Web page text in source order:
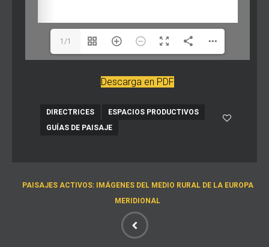
1/1
Descarga en PDF
DIRECTRICES
ESPACIOS PRODUCTIVOS
GUÍAS DE PAISAJE
PAISAJES ACTIVOS: IMÁGENES DEL MEDIO RURAL DE LA EUROPA
MERIDIONAL